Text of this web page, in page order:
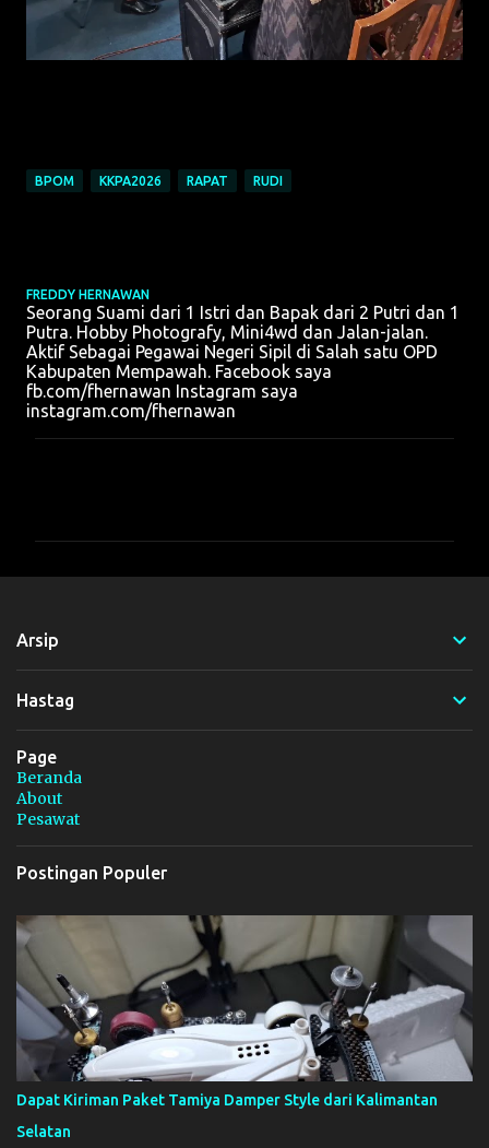
BPOM KKPA2026 RAPAT RUDI
FREDDY HERNAWAN
Seorang Suami dari 1 Istri dan Bapak dari 2 Putri dan 1
Putra. Hobby Photografy, Mini4wd dan Jalan-jalan.
Aktif Sebagai Pegawai Negeri Sipil di Salah satu OPD
Kabupaten Mempawah. Facebook saya
fb.com/fhernawan Instagram saya
instagram.com/fhernawan
Arsip
Hastag
Page
Beranda
About
Pesawat
Postingan Populer
Dapat Kiriman Paket Tamiya Damper Style dari Kalimantan
Selatan